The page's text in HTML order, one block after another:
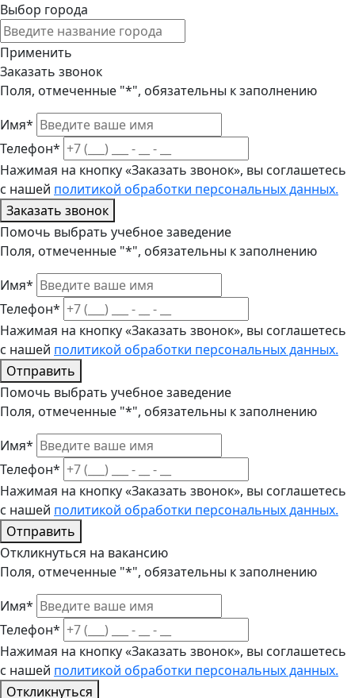
Выбор города
Применить
Заказать звонок
Поля, отмеченные "*", обязательны к заполнению
Имя*
Телефон*
Нажимая на кнопку «Заказать звонок», вы соглашетесь
с нашей политикой обработки персональных данных.
Заказать звонок
Помочь выбрать учебное заведение
Поля, отмеченные "*", обязательны к заполнению
Имя*
Телефон*
Нажимая на кнопку «Заказать звонок», вы соглашетесь
с нашей политикой обработки персональных данных.
Отправить
Помочь выбрать учебное заведение
Поля, отмеченные "*", обязательны к заполнению
Имя*
Телефон*
Нажимая на кнопку «Заказать звонок», вы соглашетесь
с нашей политикой обработки персональных данных.
Отправить
Откликнуться на вакансию
Поля, отмеченные "*", обязательны к заполнению
Имя*
Телефон*
Нажимая на кнопку «Заказать звонок», вы соглашетесь
с нашей политикой обработки персональных данных.
Откликнуться